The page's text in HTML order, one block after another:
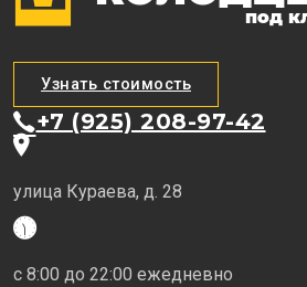
Узнать стоимость
+7 (925) 208-97-42
улица Кураева, д. 28
с 8:00 до 22:00 ежедневно